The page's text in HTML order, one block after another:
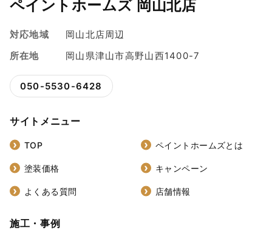
ペイントホームズ 岡山北店
対応地域
岡山北店周辺
所在地
岡山県津山市高野山西1400-7
050-5530-6428
サイトメニュー
TOP ペイントホームズとは
塗装価格 キャンペーン
よくある質問 店舗情報
施工・事例